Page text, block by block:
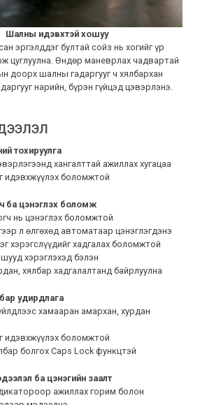
Шалны идэвхтэй хошуу
эргэлддэг бултай сойз нь хогийг үр
цуглуулна. Өндөр маневрлах чадвартай
доорх шалны гадаргууг ч хялбархан
нарийн, бүрэн гүйцэд цэвэрлэнэ.
тохируулга
хангалттай ажиллах хугацаа
идэвхжүүлэх боломжтой
ба цэнэглэх боломж
нь цэнэглэх боломжтой
л өлгөхөд автоматаар цэнэглэгдэнэ
хэрэгслүүдийг хадгалах боломжтой
хэрэглэхэд бэлэн
хялбар хадгалалтанд байрлуулна
удирдлага
хамааран амархан, хурдан
идэвхжүүлэх боломжтой
болгох Caps Lock функцтэй
ба цэнэгийн заалт
ажиллах горим болон